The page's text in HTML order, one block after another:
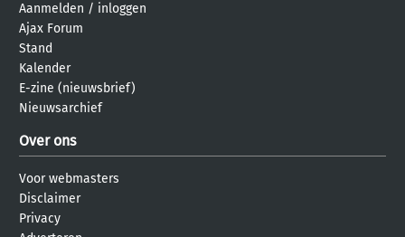
Aanmelden / inloggen
Ajax Forum
Stand
Kalender
E-zine (nieuwsbrief)
Nieuwsarchief
Over ons
Voor webmasters
Disclaimer
Privacy